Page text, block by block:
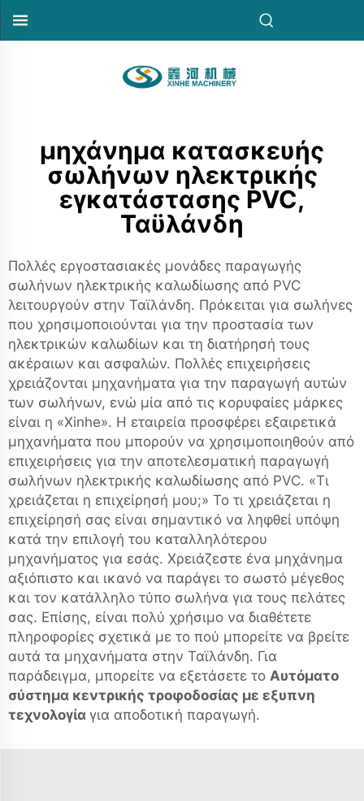
μηχάνημα κατασκευής
σωλήνων ηλεκτρικής
εγκατάστασης PVC,
Ταϋλάνδη
Πολλές εργοστασιακές μονάδες παραγωγής
σωλήνων ηλεκτρικής καλωδίωσης από PVC
λειτουργούν στην Ταϊλάνδη. Πρόκειται για σωλήνες
που χρησιμοποιούνται για την προστασία των
ηλεκτρικών καλωδίων και τη διατήρησή τους
ακέραιων και ασφαλών. Πολλές επιχειρήσεις
χρειάζονται μηχανήματα για την παραγωγή αυτών
των σωλήνων, ενώ μία από τις κορυφαίες μάρκες
είναι η «Xinhe». Η εταιρεία προσφέρει εξαιρετικά
μηχανήματα που μπορούν να χρησιμοποιηθούν από
επιχειρήσεις για την αποτελεσματική παραγωγή
σωλήνων ηλεκτρικής καλωδίωσης από PVC. «Τι
χρειάζεται η επιχείρησή μου;» Το τι χρειάζεται η
επιχείρησή σας είναι σημαντικό να ληφθεί υπόψη
κατά την επιλογή του καταλληλότερου
μηχανήματος για εσάς. Χρειάζεστε ένα μηχάνημα
αξιόπιστο και ικανό να παράγει το σωστό μέγεθος
και τον κατάλληλο τύπο σωλήνα για τους πελάτες
σας. Επίσης, είναι πολύ χρήσιμο να διαθέτετε
πληροφορίες σχετικά με το πού μπορείτε να βρείτε
αυτά τα μηχανήματα στην Ταϊλάνδη. Για
παράδειγμα, μπορείτε να εξετάσετε το Αυτόματο
σύστημα κεντρικής τροφοδοσίας με εξυπνη
τεχνολογία για αποδοτική παραγωγή.